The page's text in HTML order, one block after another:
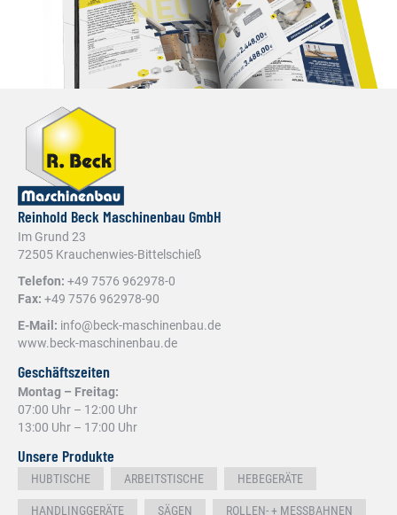
Reinhold Beck Maschinenbau GmbH
Im Grund 23
72505 Krauchenwies-Bittelschieß
Telefon: +49 7576 962978-0
Fax: +49 7576 962978-90
E-Mail: info@beck-maschinenbau.de
www.beck-maschinenbau.de
Geschäftszeiten
Montag – Freitag:
07:00 Uhr – 12:00 Uhr
13:00 Uhr – 17:00 Uhr
Unsere Produkte
HUBTISCHE ARBEITSTISCHE HEBEGERÄTE
HANDLINGGERÄTE SÄGEN ROLLEN- + MESSBAHNEN